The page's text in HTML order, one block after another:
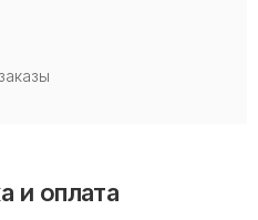
и оплата